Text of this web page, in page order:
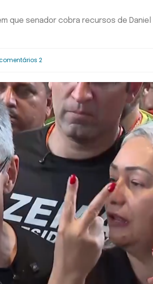
que senador cobra recursos de Daniel
2